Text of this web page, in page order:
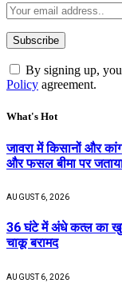
By signing up,
Policy agreement.
What's Hot
जावरा में किसानों और
और फसल बीमा पर
AUGUST 6, 2026
36 घंटे में अंधे कत्ल का
चाकू बरामद
AUGUST 6, 2026